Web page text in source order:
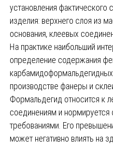
установления фактического
изделия: верхнего слоя из
основания, клеевых
На практике наибольший
определение содержания
производстве фанеры и
Формальдегид относится к
соединениям и нормируется
требованиями. Его
может негативно влиять на